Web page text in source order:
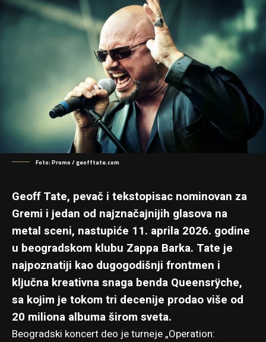
Foto: Promo / geofftate.com
Geoff Tate, pevač i tekstopisac nominovan za
Gremi i jedan od najznačajnijih glasova na
metal sceni, nastupiće 11. aprila 2026. godine
u beogradskom klubu Zappa Barka. Tate je
najpoznatiji kao dugogodišnji frontmen i
ključna kreativna snaga benda Queensrÿche,
sa kojim je tokom tri decenije prodao više od
20 miliona albuma širom sveta.
Beogradski koncert deo je turneje „Operation: